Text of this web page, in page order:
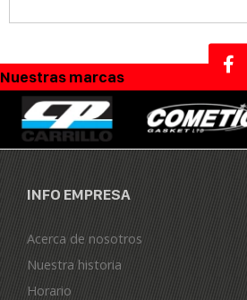
Nuestras marcas
INFO EMPRESA
Acerca de nosotros
Nuestra historia
Horario